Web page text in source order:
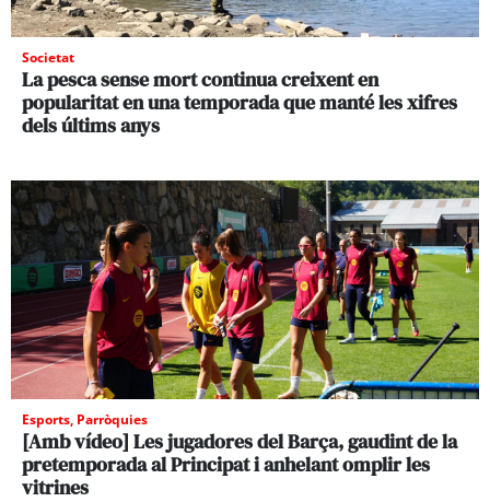
Societat
La pesca sense mort continua creixent en
popularitat en una temporada que manté les xifres
dels últims anys
Esports, Parròquies
[Amb vídeo] Les jugadores del Barça, gaudint de la
pretemporada al Principat i anhelant omplir les
vitrines